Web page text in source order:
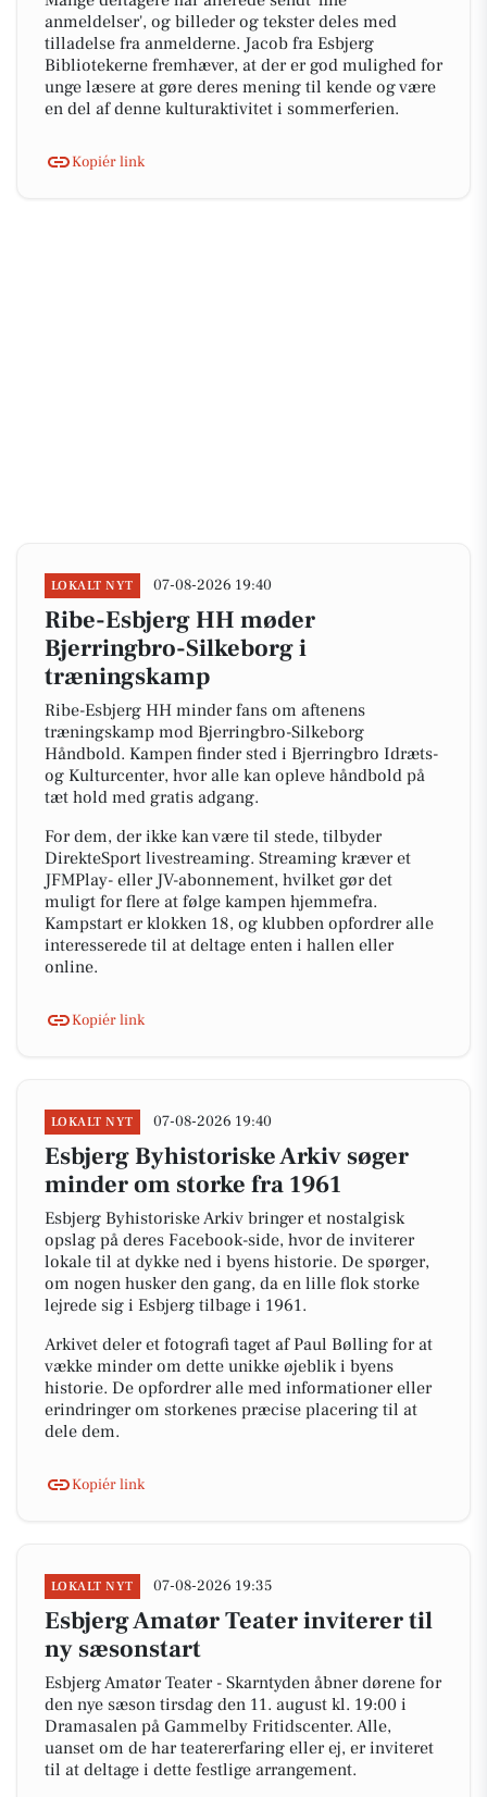
anmeldelser', og billeder og tekster deles med
tilladelse fra anmelderne. Jacob fra Esbjerg
Bibliotekerne fremhæver, at der er god mulighed for
unge læsere at gøre deres mening til kende og være
en del af denne kulturaktivitet i sommerferien.
Kopiér link
LOKALT NYT 07-08-2026 19:40
Ribe-Esbjerg HH møder
Bjerringbro-Silkeborg i
træningskamp
Ribe-Esbjerg HH minder fans om aftenens
træningskamp mod Bjerringbro-Silkeborg
Håndbold. Kampen finder sted i Bjerringbro Idræts-
og Kulturcenter, hvor alle kan opleve håndbold på
tæt hold med gratis adgang.
For dem, der ikke kan være til stede, tilbyder
DirekteSport livestreaming. Streaming kræver et
JFMPlay- eller JV-abonnement, hvilket gør det
muligt for flere at følge kampen hjemmefra.
Kampstart er klokken 18, og klubben opfordrer alle
interesserede til at deltage enten i hallen eller
online.
Kopiér link
LOKALT NYT 07-08-2026 19:40
Esbjerg Byhistoriske Arkiv søger
minder om storke fra 1961
Esbjerg Byhistoriske Arkiv bringer et nostalgisk
opslag på deres Facebook-side, hvor de inviterer
lokale til at dykke ned i byens historie. De spørger,
om nogen husker den gang, da en lille flok storke
lejrede sig i Esbjerg tilbage i 1961.
Arkivet deler et fotografi taget af Paul Bølling for at
vække minder om dette unikke øjeblik i byens
historie. De opfordrer alle med informationer eller
erindringer om storkenes præcise placering til at
dele dem.
Kopiér link
LOKALT NYT 07-08-2026 19:35
Esbjerg Amatør Teater inviterer til
ny sæsonstart
Esbjerg Amatør Teater - Skarntyden åbner dørene for
den nye sæson tirsdag den 11. august kl. 19:00 i
Dramasalen på Gammelby Fritidscenter. Alle,
uanset om de har teatererfaring eller ej, er inviteret
til at deltage i dette festlige arrangement.